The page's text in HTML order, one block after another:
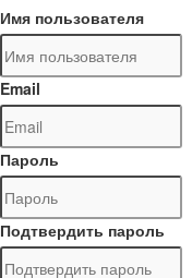
Имя пользователя
Email
Пароль
Подтвердить пароль